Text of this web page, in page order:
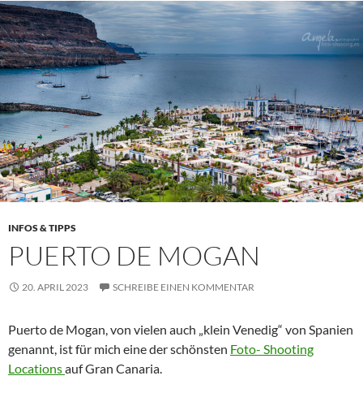
INFOS & TIPPS
PUERTO DE MOGAN
20. APRIL 2023 SCHREIBE EINEN KOMMENTAR
Puerto de Mogan, von vielen auch „klein Venedig“ von Spanien
genannt, ist für mich eine der schönsten Foto- Shooting
Locationsauf Gran Canaria.